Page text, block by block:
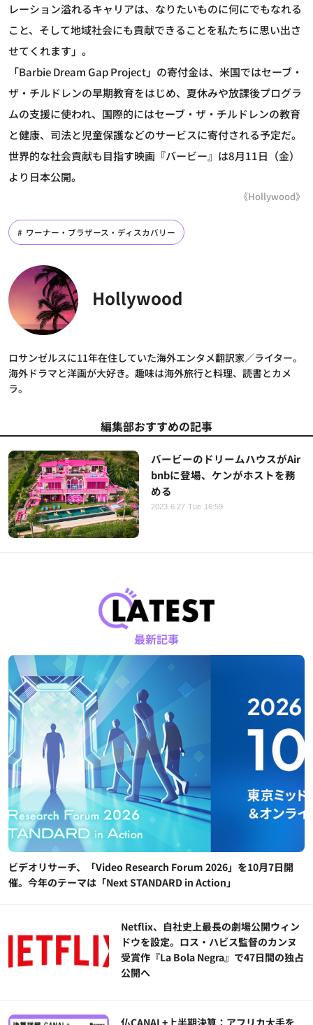
レーション溢れるキャリアは、なりたいものに何にでもなれる
こと、そして地域社会にも貢献できることを私たちに思い出さ
せてくれます」。
「Barbie Dream Gap Project」の寄付金は、米国ではセーブ・
ザ・チルドレンの早期教育をはじめ、夏休みや放課後プログラ
ムの支援に使われ、国際的にはセーブ・ザ・チルドレンの教育
と健康、司法と児童保護などのサービスに寄付される予定だ。
世界的な社会貢献も目指す映画『バービー』は8月11日（金）
より日本公開。
《Hollywood》
ワーナー・ブラザース・ディスカバリー
Hollywood
ロサンゼルスに11年在住していた海外エンタメ翻訳家／ライター。
海外ドラマと洋画が大好き。趣味は海外旅行と料理、読書とカメ
ラ。
編集部おすすめの記事
バービーのドリームハウスがAir
bnbに登場、ケンがホストを務
める
2023.6.27 Tue 16:59
最新記事
ビデオリサーチ、「Video Research Forum 2026」を10月7日開
催。今年のテーマは「Next STANDARD in Action」
Netflix、自社史上最長の劇場公開ウィン
ドウを設定。ロス・ハビス監督のカンヌ
受賞作『La Bola Negra』で47日間の独占
公開へ